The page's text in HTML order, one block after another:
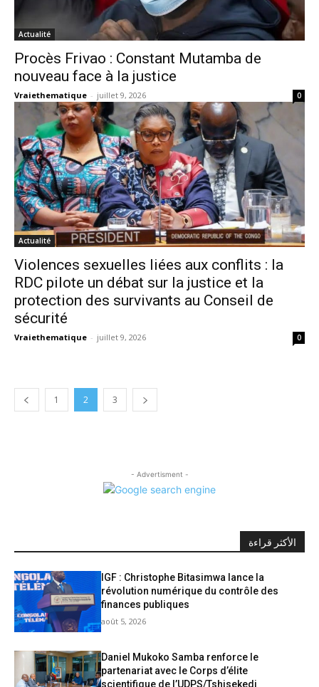
Actualité
Procès Frivao : Constant Mutamba de
nouveau face à la justice
Vraiethematique - juillet 9, 2026 0
Actualité
Violences sexuelles liées aux conflits : la
RDC pilote un débat sur la justice et la
protection des survivants au Conseil de
sécurité
Vraiethematique - juillet 9, 2026 0
1 2 3
- Advertisment -
الأكثر قراءة
IGF : Christophe Bitasimwa lance la
révolution numérique du contrôle des
finances publiques
août 5, 2026
Daniel Mukoko Samba renforce le
partenariat avec le Corps d’élite
scientifique de l’UDPS/Tshisekedi